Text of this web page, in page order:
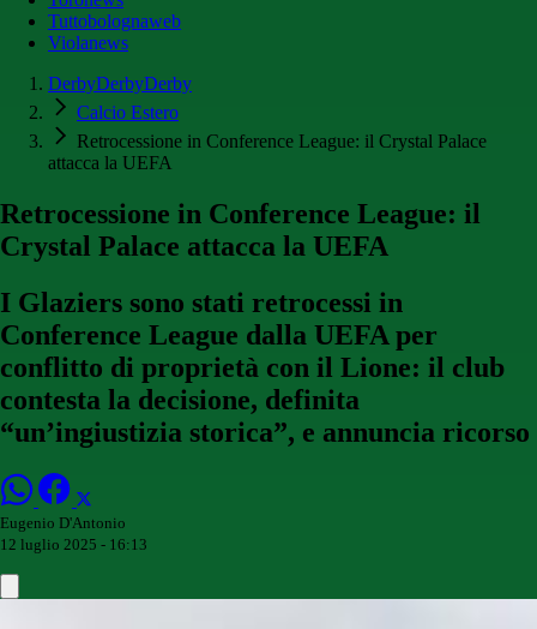
Tuttobolognaweb
Violanews
DerbyDerbyDerby
Calcio Estero
Retrocessione in Conference League: il Crystal Palace
attacca la UEFA
Retrocessione in Conference League: il
Crystal Palace attacca la UEFA
I Glaziers sono stati retrocessi in
Conference League dalla UEFA per
conflitto di proprietà con il Lione: il club
contesta la decisione, definita
“un’ingiustizia storica”, e annuncia ricorso
Eugenio D'Antonio
12 luglio 2025 - 16:13